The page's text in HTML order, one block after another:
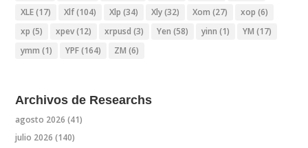
XLE(17) Xlf(104) Xlp (34) Xly(32) Xom (27) xop (6)
xp (5) xpev(12) xrpusd (3) Yen (58) yinn (1) YM (17)
ymm (1) YPF(164) ZM (6)
Archivos de Researchs
agosto 2026 (41)
julio 2026 (140)